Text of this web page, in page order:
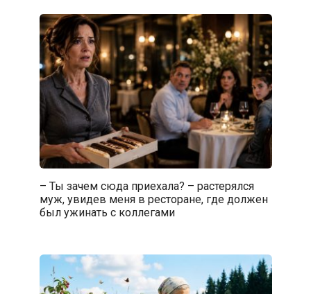
– Ты зачем сюда приехала? – растерялся
муж, увидев меня в ресторане, где должен
был ужинать с коллегами